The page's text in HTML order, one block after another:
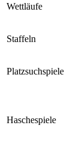
Wettläufe
Staffeln
Platzsuchspiele
Haschespiele